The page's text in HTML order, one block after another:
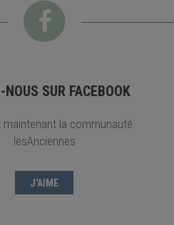
SUR FACEBOOK
maintenant la communauté
lesAnciennes
J'AIME